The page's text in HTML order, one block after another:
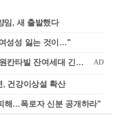
임, 새 출발했다
성성 잃는 것이…"
, 건강이상설 확산
해…폭로자 신분 공개하라"